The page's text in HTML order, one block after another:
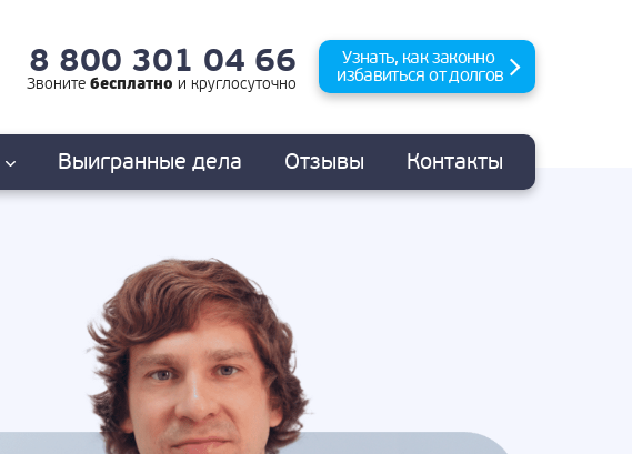
8 800 301 04 66
Звонитебесплатно икруглосуточно
Узнать, как законно
избавиться от долгов
Выигранные дела Отзывы Контакты